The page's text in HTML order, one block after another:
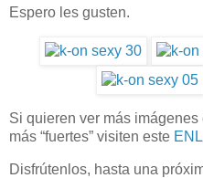
Espero les gusten.
Si quieren ver más
más “fuertes” visiten este
Disfrútenlos, hasta una